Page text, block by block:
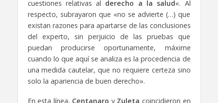
cuestiones relativas al derecho a la salud«. Al
respecto, subrayaron que «no se advierte (…) que
existan razones para apartarse de las conclusiones
del experto, sin perjuicio de las pruebas que
puedan producirse oportunamente, máxime
cuando lo que aquí se analiza es la procedencia de
una medida cautelar, que no requiere certeza sino
solo la apariencia de buen derecho».
En esta línea, Centanaro y Zuleta coincidieron en